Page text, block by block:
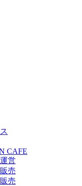
CAFE
営
売
売